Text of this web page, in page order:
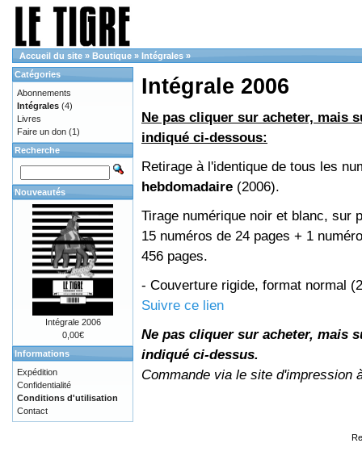
Accueil du site » Boutique » Intégrales »
Intégrale 2006
Ne pas cliquer sur acheter, mais
indiqué ci-dessous:
Retirage à l'identique de tous les
hebdomadaire (2006).
Tirage numérique noir et blanc, sur
15 numéros de 24 pages + 1
456 pages.
- Couverture rigide, format normal
Suivre ce lien
Ne pas cliquer sur acheter, mais
indiqué ci-dessus.
Commande via le site d'impression
Catégories
Abonnements
Intégrales (4)
Livres
Faire un don (1)
Recherche
Nouveautés
Intégrale 2006
0,00€
Informations
Expédition
Confidentialité
Conditions d'utilisation
Contact